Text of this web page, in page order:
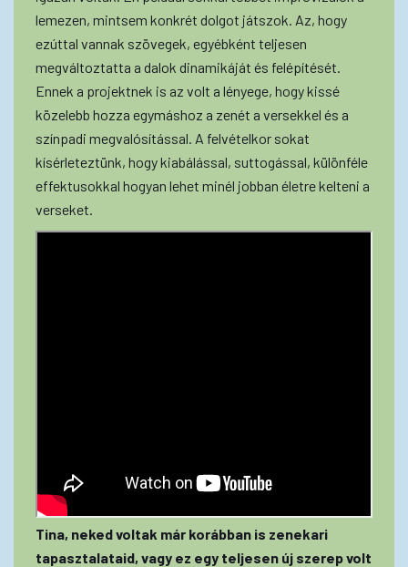
lemezen, mintsem konkrét dolgot játszok. Az, hogy
ezúttal vannak szövegek, egyébként teljesen
megváltoztatta a dalok dinamikáját és felépítését.
Ennek a projektnek is az volt a lényege, hogy kissé
közelebb hozza egymáshoz a zenét a versekkel és a
színpadi megvalósítással. A felvételkor sokat
kísérleteztünk, hogy kiabálással, suttogással, különféle
effektusokkal hogyan lehet minél jobban életre kelteni a
verseket.
Tina, neked voltak már korábban is zenekari
tapasztalataid, vagy ez egy teljesen új szerep volt